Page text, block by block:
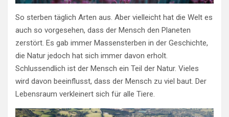
So sterben täglich Arten aus. Aber vielleicht hat die Welt es
auch so vorgesehen, dass der Mensch den Planeten
zerstört. Es gab immer Massensterben in der Geschichte,
die Natur jedoch hat sich immer davon erholt.
Schlussendlich ist der Mensch ein Teil der Natur. Vieles
wird davon beeinflusst, dass der Mensch zu viel baut. Der
Lebensraum verkleinert sich für alle Tiere.